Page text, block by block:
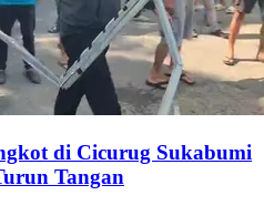
di Cicurug Sukabumi
Tangan